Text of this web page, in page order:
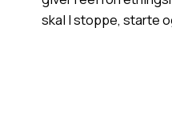
skal I stoppe, starte